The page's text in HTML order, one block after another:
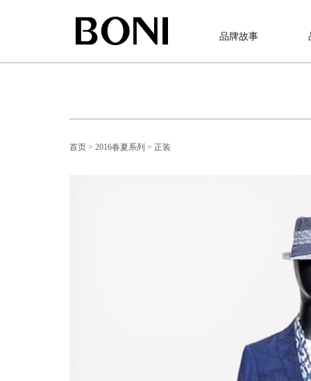
品牌故事
首页 > 2016春夏系列 > 正装